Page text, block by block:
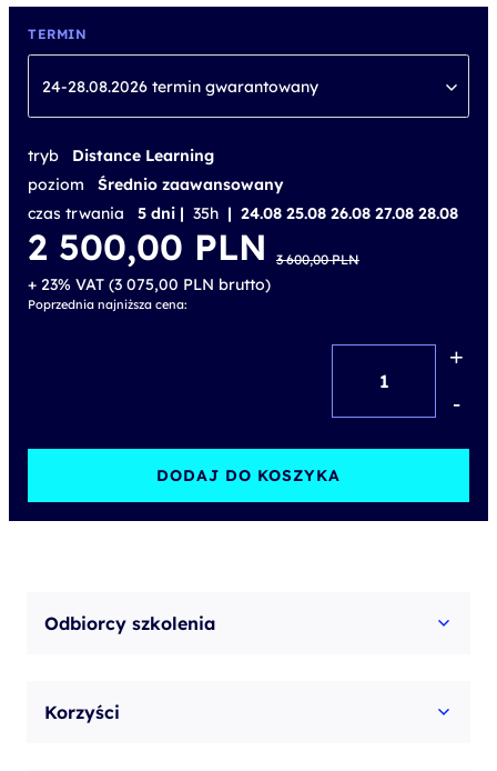
TERMIN
24-28.08.2026 termin gwarantowany
tryb
Distance Learning
poziom
Średnio zaawansowany
czas trwania
5 dni | 35h | 24.08 25.08 26.08 27.08 28.08
3 600,00PLN
Pierwotna
cena
wynosiła:
3 600,00 PLN.
2 500,00 PLN
Aktualna
cena
wynosi:
2 500,00 PLN.
+ 23% VAT (3 075,00 PLN brutto)
Poprzednia najniższa cena:
Administration
2019/2022/2025
+
-
DODAJ DO KOSZYKA
Odbiorcy szkolenia
Korzyści